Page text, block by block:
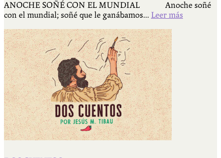
ANOCHE SOÑÉ CON EL MUNDIAL Anoche soñé
con el mundial; soñé que le ganábamos... Leer más